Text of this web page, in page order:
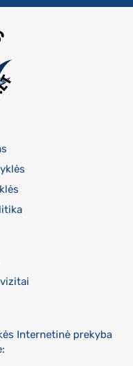
Internetinė prekyba